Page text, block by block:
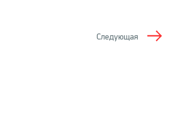
Следующая